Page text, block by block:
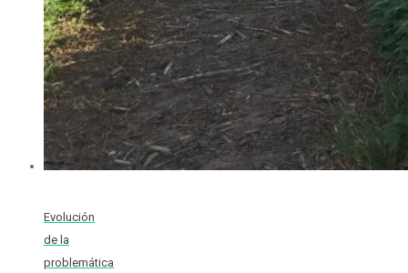
Evolución
de la
problemática